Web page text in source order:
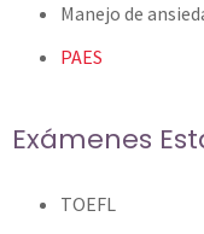
Manejo de
PAES
Exámenes
TOEFL